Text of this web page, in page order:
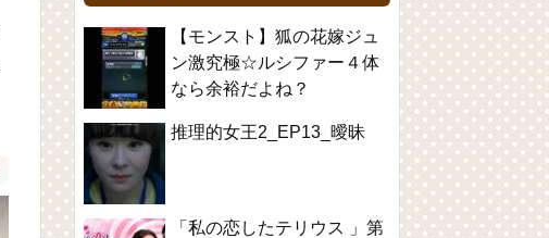
【モンスト】狐の花嫁ジュ
ン激究極☆ルシファー４体
なら余裕だよね？
推理的女王2_EP13_曖昧
「私の恋したテリウス 」第